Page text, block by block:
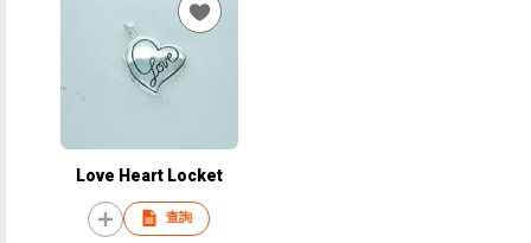
Love Heart Locket
查詢